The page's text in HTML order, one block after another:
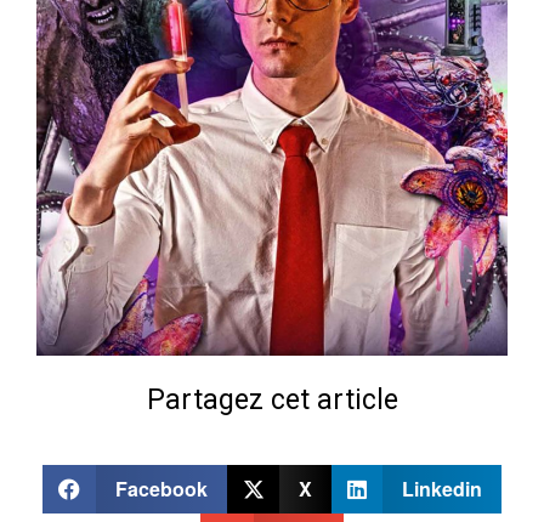
Partagez cet article
Facebook X
Linkedin